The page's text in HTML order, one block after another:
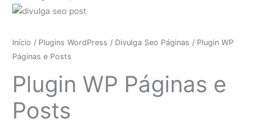
Início / Plugins WordPress / Divulga Seo Páginas / Plugin WP
Páginas e Posts
Plugin WP Páginas e
Posts